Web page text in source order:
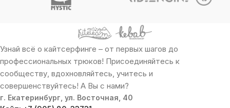
Узнай всё о кайтсерфинге – от первых шагов до
профессиональных трюков! Присоединяйтесь к
сообществу, вдохновляйтесь, учитесь и
совершенствуйтесь! А Вы с нами?
г. Екатеринбург, ул. Восточная, 40